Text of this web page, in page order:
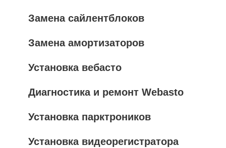
Замена сайлентблоков
Замена амортизаторов
Установка вебасто
Диагностика и ремонт Webasto
Установка парктроников
Установка видеорегистратора